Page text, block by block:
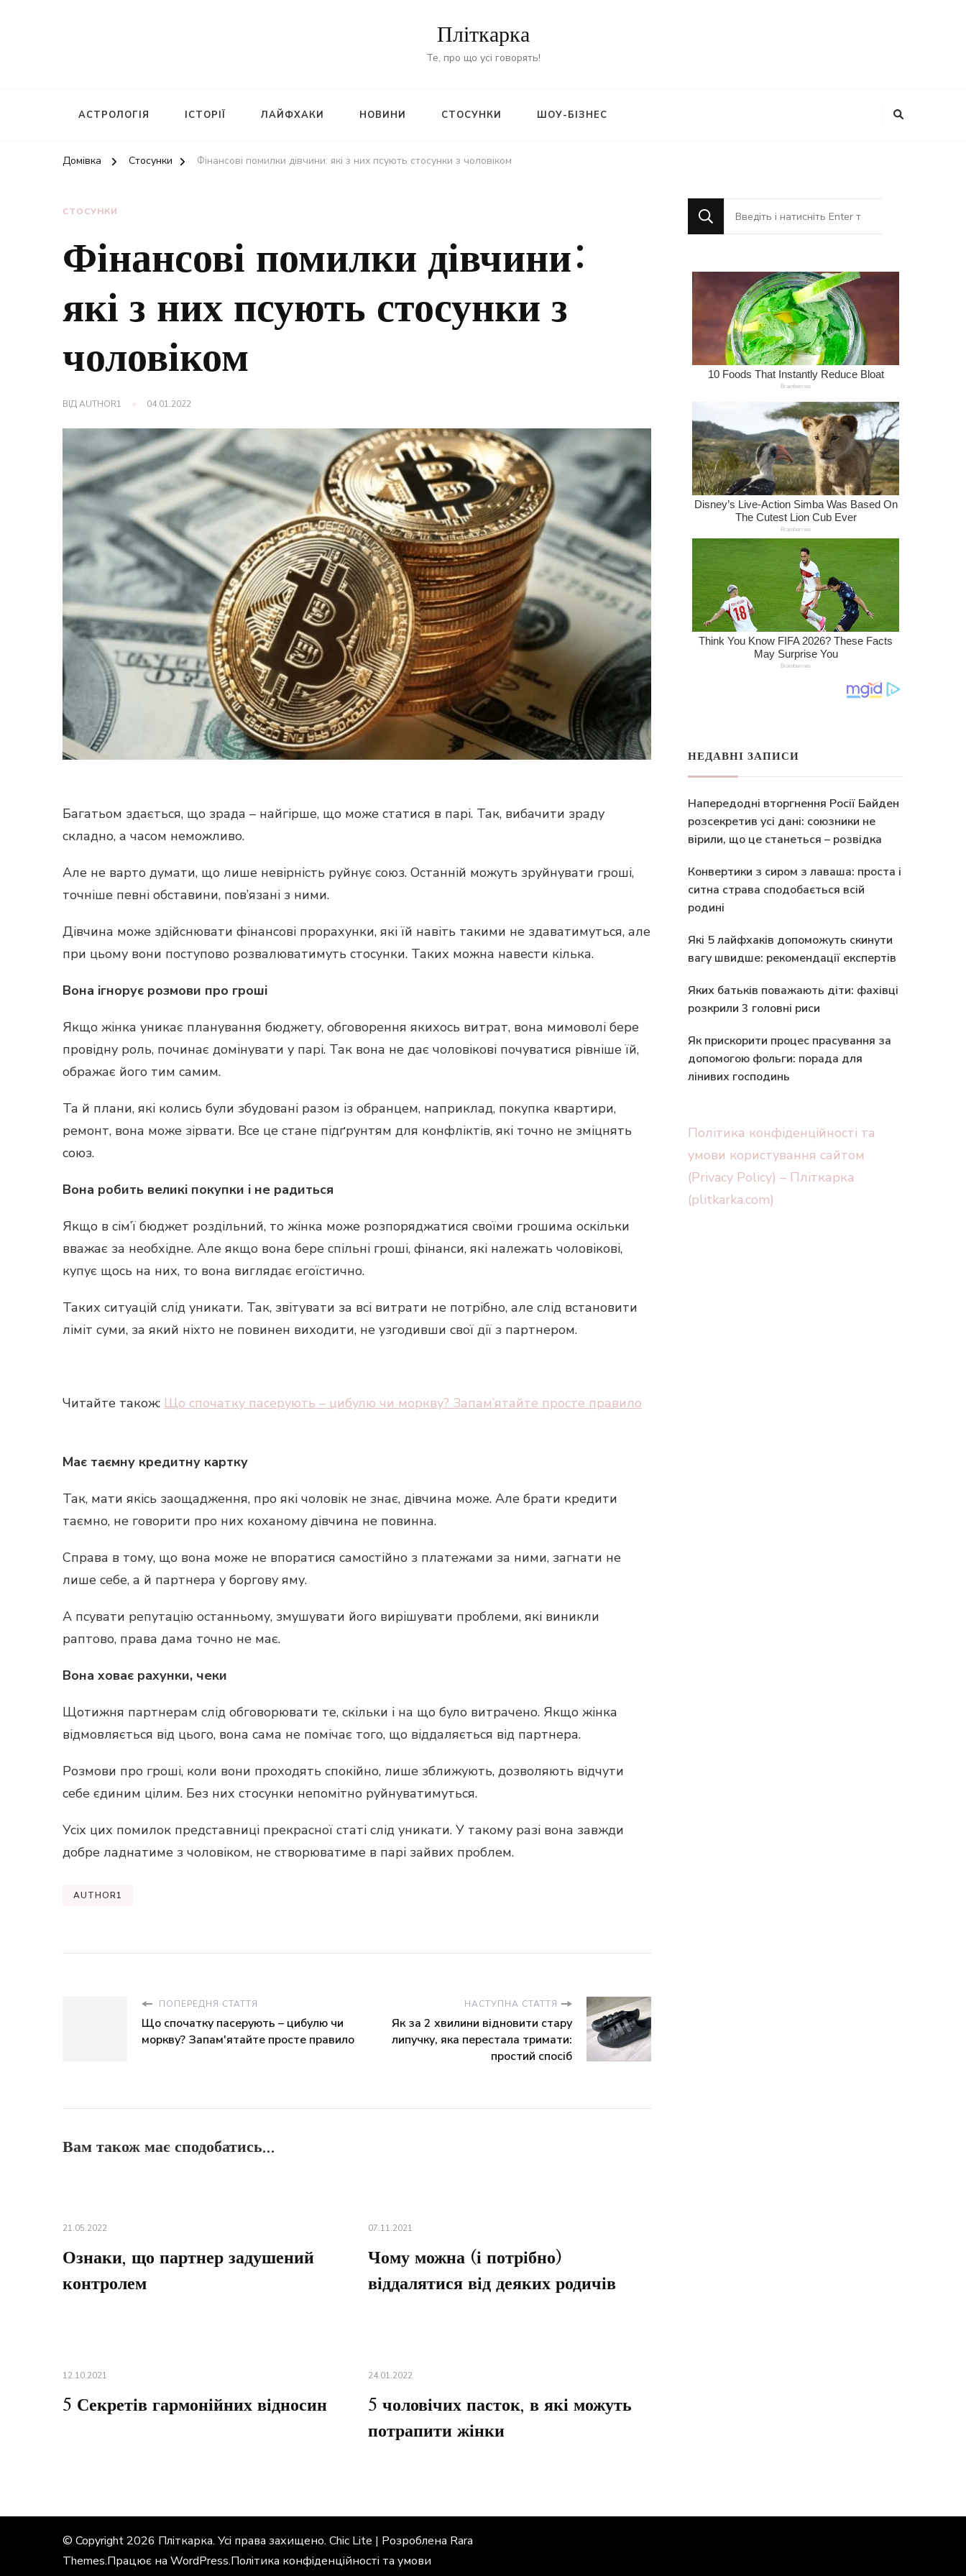
Пліткарка
Те, про що усі говорять!
АСТРОЛОГІЯ ІСТОРІЇ ЛАЙФХАКИ НОВИНИ СТОСУНКИ ШОУ-БІЗНЕС
Домівка Стосунки Фінансові помилки дівчини: які з них псують стосунки з чоловіком
СТОСУНКИ
Фінансові помилки дівчини:
які з них псують стосунки з
чоловіком
ВІДAUTHOR1 04.01.2022
Багатьом здається, що зрада – найгірше, що може статися в парі. Так, вибачити зраду
складно, а часом неможливо.
Але не варто думати, що лише невірність руйнує союз. Останній можуть зруйнувати гроші,
точніше певні обставини, пов’язані з ними.
Дівчина може здійснювати фінансові прорахунки, які їй навіть такими не здаватимуться, але
при цьому вони поступово розвалюватимуть стосунки. Таких можна навести кілька.
Вона ігнорує розмови про гроші
Якщо жінка уникає планування бюджету, обговорення якихось витрат, вона мимоволі бере
провідну роль, починає домінувати у парі. Так вона не дає чоловікові почуватися рівніше їй,
ображає його тим самим.
Та й плани, які колись були збудовані разом із обранцем, наприклад, покупка квартири,
ремонт, вона може зірвати. Все це стане підґрунтям для конфліктів, які точно не зміцнять
союз.
Вона робить великі покупки і не радиться
Якщо в сім’ї бюджет роздільний, то жінка може розпоряджатися своїми грошима оскільки
вважає за необхідне. Але якщо вона бере спільні гроші, фінанси, які належать чоловікові,
купує щось на них, то вона виглядає егоїстично.
Таких ситуацій слід уникати. Так, звітувати за всі витрати не потрібно, але слід встановити
ліміт суми, за який ніхто не повинен виходити, не узгодивши свої дії з партнером.
Читайте також: Що спочатку пасерують – цибулю чи моркву? Запам’ятайте просте правило
Має таємну кредитну картку
Так, мати якісь заощадження, про які чоловік не знає, дівчина може. Але брати кредити
таємно, не говорити про них коханому дівчина не повинна.
Справа в тому, що вона може не впоратися самостійно з платежами за ними, загнати не
лише себе, а й партнера у боргову яму.
А псувати репутацію останньому, змушувати його вирішувати проблеми, які виникли
раптово, права дама точно не має.
Вона ховає рахунки, чеки
Щотижня партнерам слід обговорювати те, скільки і на що було витрачено. Якщо жінка
відмовляється від цього, вона сама не помічає того, що віддаляється від партнера.
Розмови про гроші, коли вони проходять спокійно, лише зближують, дозволяють відчути
себе єдиним цілим. Без них стосунки непомітно руйнуватимуться.
Усіх цих помилок представниці прекрасної статі слід уникати. У такому разі вона завжди
добре ладнатиме з чоловіком, не створюватиме в парі зайвих проблем.
AUTHOR1
ПОПЕРЕДНЯ СТАТТЯ
Що спочатку пасерують – цибулю чи
моркву? Запам'ятайте просте правило
НАСТУПНА СТАТТЯ
Як за 2 хвилини відновити стару
липучку, яка перестала тримати:
простий спосіб
Вам також має сподобатись...
21.05.2022
Ознаки, що партнер задушений
контролем
07.11.2021
Чому можна (і потрібно)
віддалятися від деяких родичів
12.10.2021
5 Секретів гармонійних відносин
24.01.2022
5 чоловічих пасток, в які можуть
потрапити жінки
Шукаєте
щось?
НЕДАВНІ ЗАПИСИ
Напередодні вторгнення Росії Байден
розсекретив усі дані: союзники не
вірили, що це станеться – розвідка
Конвертики з сиром з лаваша: проста і
ситна страва сподобається всій
родині
Які 5 лайфхаків допоможуть скинути
вагу швидше: рекомендації експертів
Яких батьків поважають діти: фахівці
розкрили 3 головні риси
Як прискорити процес прасування за
допомогою фольги: порада для
лінивих господинь
Політика конфіденційності та
умови користування сайтом
(Privacy Policy) – Пліткарка
(plitkarka.com)
© Copyright 2026 Пліткарка. Усі права захищено. Chic Lite | Розроблена Rara
Themes.Працює на WordPress.Політика конфіденційності та умови